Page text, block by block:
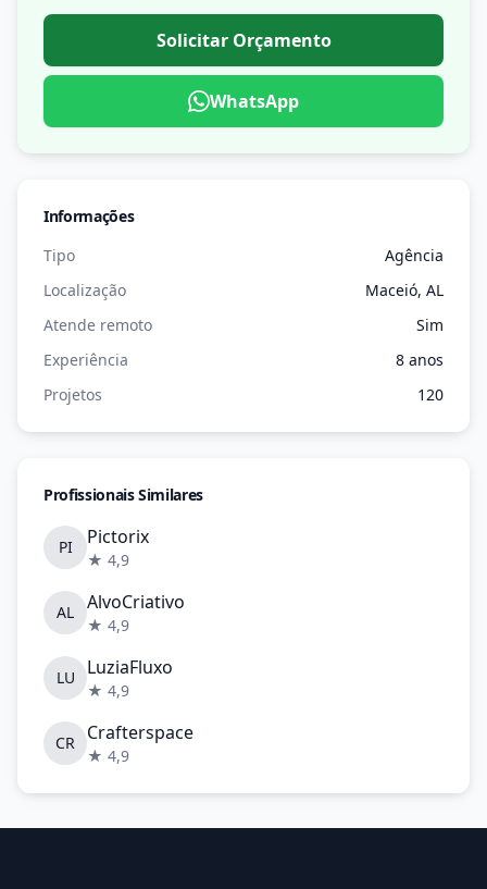
Solicitar Orçamento
WhatsApp
Informações
Tipo
Agência
Localização
Maceió, AL
Atende remoto
Sim
Experiência
8 anos
Projetos
120
Profissionais Similares
PI Pictorix
★ 4,9
AL AlvoCriativo
★ 4,9
LU LuziaFluxo
★ 4,9
CR Crafterspace
★ 4,9